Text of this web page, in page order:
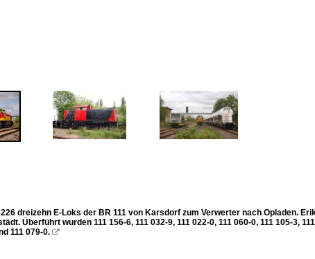
dreizehn E-Loks der BR 111 von Karsdorf zum Verwerter nach Opladen.
Überführt wurden 111 156-6, 111 032-9, 111 022-0, 111 060-0, 111 105-3,
111 079-0. 